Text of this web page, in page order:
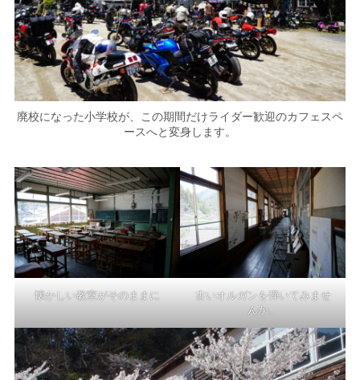
廃校になった小学校が、この期間だけライダー歓迎のカフェスペ
ースへと変身します。
懐かしい教室がそのままに
古いオルガンを弾いてみませ
んか。